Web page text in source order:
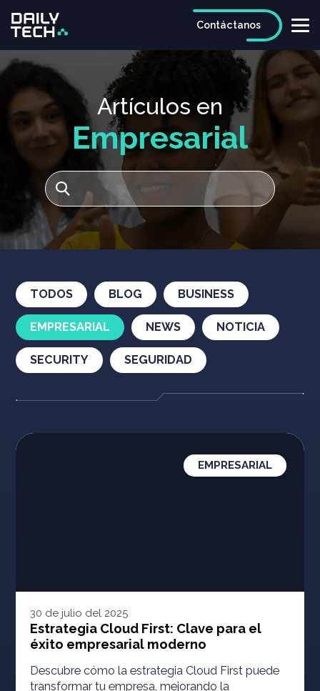
Contáctanos
Artículos en
Empresarial
TODOS BLOG BUSINESS
EMPRESARIAL NEWS NOTICIA
SECURITY SEGURIDAD
30 de julio del 2025
Estrategia Cloud First: Clave para el
éxito empresarial moderno
Descubre cómo la estrategia Cloud First puede
transformar tu empresa, mejorando la
EMPRESARIAL